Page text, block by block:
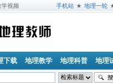
学视频 手机站 ★ 地理一轮
下载 地理教学 地理科普 地理